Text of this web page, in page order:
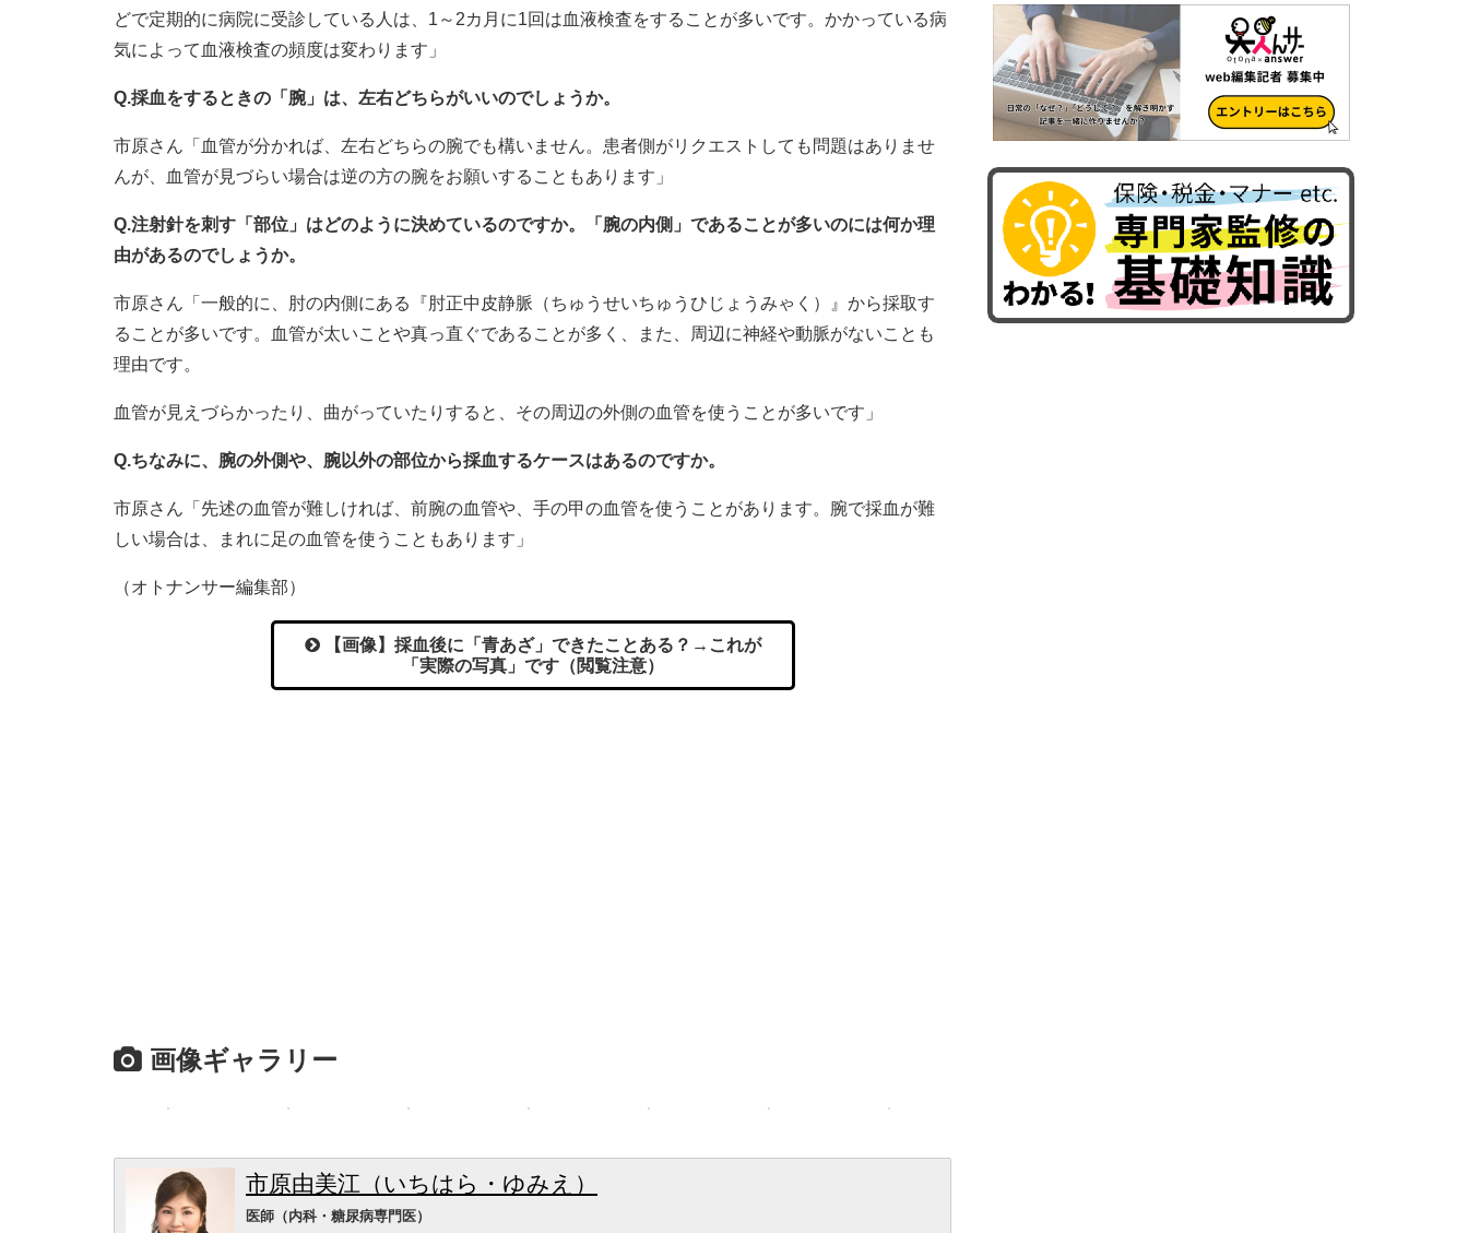
どで定期的に病院に受診している人は、1～2カ月に1回は血液検査をすることが多いです。かかっている病
気によって血液検査の頻度は変わります」
Q.採血をするときの「腕」は、左右どちらがいいのでしょうか。
市原さん「血管が分かれば、左右どちらの腕でも構いません。患者側がリクエストしても問題はありませ
んが、血管が見づらい場合は逆の方の腕をお願いすることもあります」
Q.注射針を刺す「部位」はどのように決めているのですか。「腕の内側」であることが多いのには何か理
由があるのでしょうか。
市原さん「一般的に、肘の内側にある『肘正中皮静脈（ちゅうせいちゅうひじょうみゃく）』から採取す
ることが多いです。血管が太いことや真っ直ぐであることが多く、また、周辺に神経や動脈がないことも
理由です。
血管が見えづらかったり、曲がっていたりすると、その周辺の外側の血管を使うことが多いです」
Q.ちなみに、腕の外側や、腕以外の部位から採血するケースはあるのですか。
市原さん「先述の血管が難しければ、前腕の血管や、手の甲の血管を使うことがあります。腕で採血が難
しい場合は、まれに足の血管を使うこともあります」
（オトナンサー編集部）
【画像】採血後に「青あざ」できたことある？→これが
「実際の写真」です（閲覧注意）
画像ギャラリー
市原由美江（いちはら・ゆみえ）
医師（内科・糖尿病専門医）